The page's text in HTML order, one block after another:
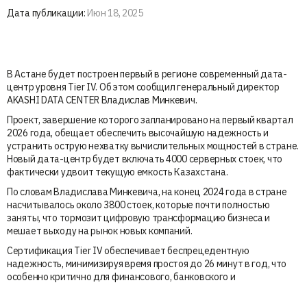
Дата публикации: Июн 18, 2025
В Астане будет построен первый в регионе современный дата-
центр уровня Tier IV. Об этом сообщил генеральный директор
AKASHI DATA CENTER Владислав Минкевич.
Проект, завершение которого запланировано на первый квартал
2026 года, обещает обеспечить высочайшую надежность и
устранить острую нехватку вычислительных мощностей в стране.
Новый дата-центр будет включать 4000 серверных стоек, что
фактически удвоит текущую емкость Казахстана.
По словам Владислава Минкевича, на конец 2024 года в стране
насчитывалось около 3800 стоек, которые почти полностью
заняты, что тормозит цифровую трансформацию бизнеса и
мешает выходу на рынок новых компаний.
Сертификация Tier IV обеспечивает беспрецедентную
надежность, минимизируя время простоя до 26 минут в год, что
особенно критично для финансового, банковского и